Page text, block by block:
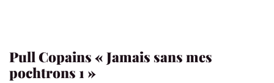
Pull Copains « Jamais sans mes
pochtrons 1 »